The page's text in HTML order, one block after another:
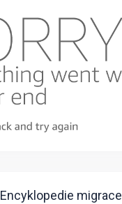
Encyklopedie migrace